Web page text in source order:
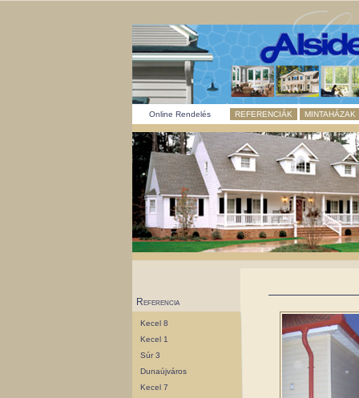
Online Rendelés REFERENCIÁK MINTAHÁZAK
Referencia
Kecel 8
Kecel 1
Súr 3
Dunaújváros
Kecel 7